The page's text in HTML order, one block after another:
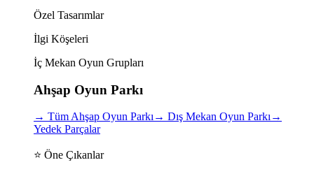
Özel Tasarımlar
İlgi Köşeleri
İç Mekan Oyun Grupları
Ahşap Oyun Parkı
→ Tüm Ahşap Oyun Parkı→ Dış Mekan Oyun Parkı→
Yedek Parçalar
⭐ Öne Çıkanlar